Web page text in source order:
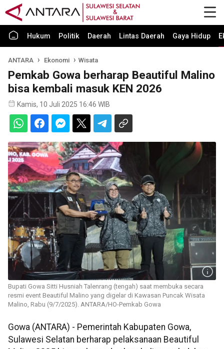
Hukum Politik Daerah Lintas Daerah Gaya Hidup
ANTARA Ekonomi Wisata
Pemkab Gowa berharap Beautiful Malino
bisa kembali masuk KEN 2026
Kamis, 10 Juli 2025 16:46 WIB
Bupati Gowa Sitti Husniah Talenrang (tengah) saat membuka secara
resmi event Beautiful Malino yang digelar di Kawasan Puncak Wisata
Malino, Rabu (9/7/2025). ANTARA/HO-Pemkab Gowa
Gowa (ANTARA) - Pemerintah Kabupaten Gowa,
Sulawesi Selatan berharap pelaksanaan Beautiful